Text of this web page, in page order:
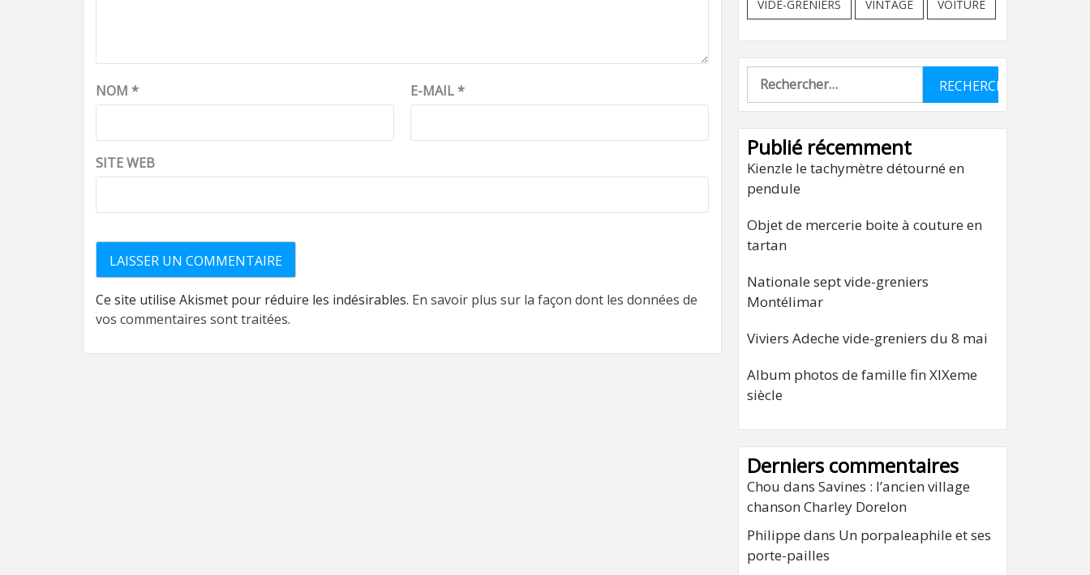
NOM * E-MAIL*
SITE WEB
Ce site utilise Akismet pour réduire les indésirables. En savoir plus sur la façon dont les données de
vos commentaires sont traitées.
VIDE-GRENIERS VINTAGE VOITURE
Rechercher :
Publié récemment
Kienzle le tachymètre détourné en
pendule
Objet de mercerie boite à couture en
tartan
Nationale sept vide-greniers
Montélimar
Viviers Adeche vide-greniers du 8 mai
Album photos de famille fin XIXeme
siècle
Derniers commentaires
Chou dans Savines : l’ancien village
chanson Charley Dorelon
Philippe dans Un porpaleaphile et ses
porte-pailles